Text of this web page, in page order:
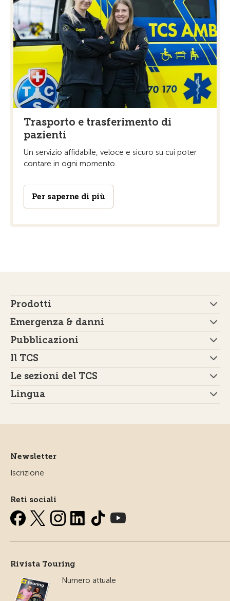
Trasporto e trasferimento di
pazienti
Un servizio affidabile, veloce e sicuro su cui poter
contare in ogni momento.
Per saperne di più
Prodotti
Emergenza & danni
Pubblicazioni
Il TCS
Le sezioni del TCS
Lingua
Newsletter
Iscrizione
Reti sociali
Rivista Touring
Numero attuale